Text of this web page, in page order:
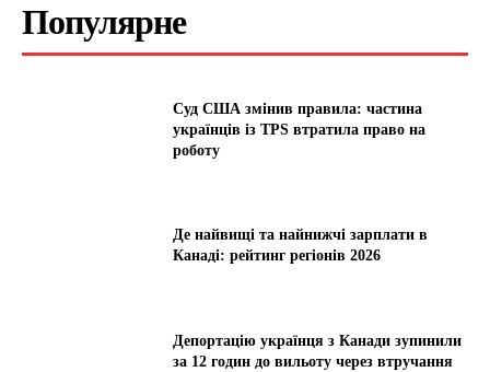
Популярне
Суд США змінив правила: частина
українців із TPS втратила право на
роботу
Де найвищі та найнижчі зарплати в
Канаді: рейтинг регіонів 2026
Депортацію українця з Канади зупинили
за 12 годин до вильоту через втручання